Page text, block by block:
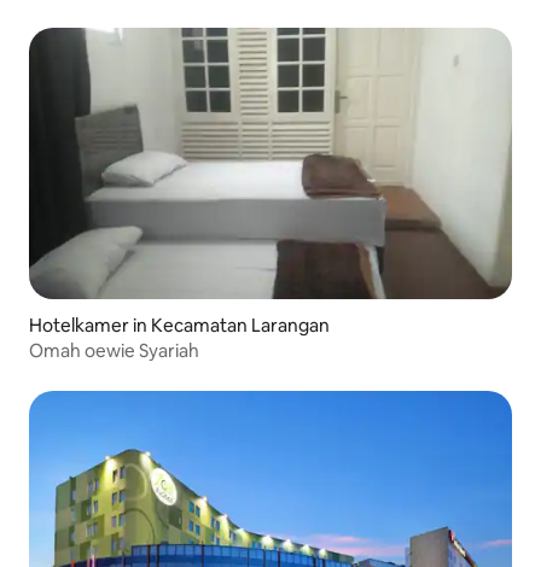
Hotelkamer in Kecamatan Larangan
Omah oewie Syariah